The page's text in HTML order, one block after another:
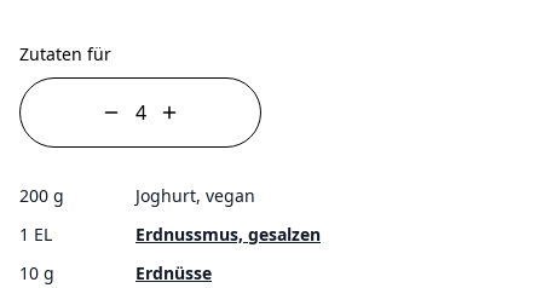
Zutaten für
200 g
Joghurt, vegan
1 EL
Erdnussmus, gesalzen
10 g
Erdnüsse